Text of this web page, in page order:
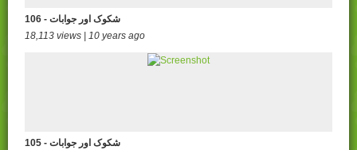
106 - شکوک اور جوابات
18,113 views | 10 years ago
105 - شکوک اور جوابات